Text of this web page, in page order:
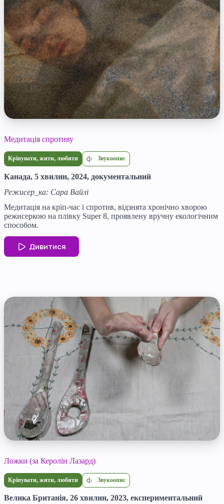
Медитація спротиву
Кріпувати, жити, любити Звукоопис
Канада, 5 хвилин, 2024, документальний
Режисер_ка: Сара Вайлі
Медитація на кріп-час і спротив, відзнята хронічно хворою
режисеркою на плівку Super 8, проявлену вручну екологічним
способом.
Дивитися
Ложки (за Керолін Лазард)
Кріпувати, жити, любити Звукоопис
Велика Британія, 26 хвилин, 2023, експериментальний